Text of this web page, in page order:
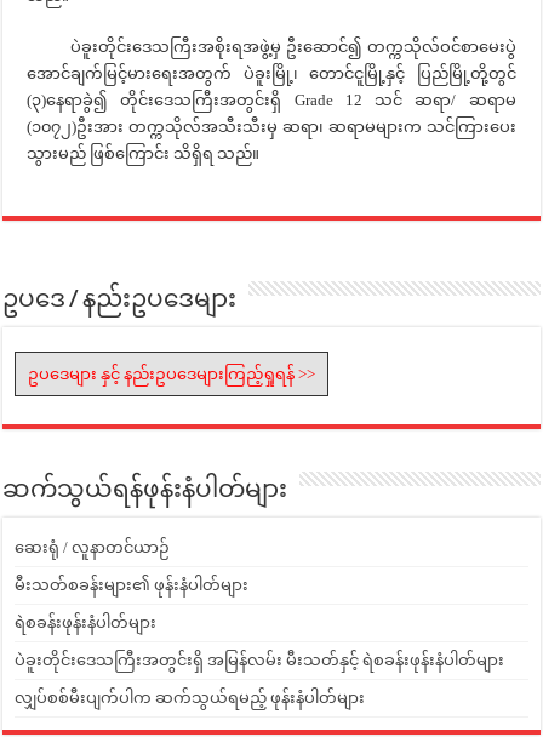
ပဲခူးတိုင်းဒေသကြီးအစိုးရအဖွဲ့မှ ဦးဆောင်၍ တက္ကသိုလ်ဝင်စာမေးပွဲ
အောင်ချက်မြင့်မားရေးအတွက် ပဲခူးမြို့၊ တောင်ငူမြို့နှင့် ပြည်မြို့တို့တွင်
(၃)နေရာခွဲ၍ တိုင်းဒေသကြီးအတွင်းရှိ Grade 12 သင် ဆရာ/ ဆရာမ
(၁၀၇၂)ဦးအား တက္ကသိုလ်အသီးသီးမှ ဆရာ၊ ဆရာမများက သင်ကြားပေး
သွားမည် ဖြစ်ကြောင်း သိရှိရ သည်။
ဥပဒေ / နည်းဥပဒေများ
ဥပဒေများ နှင့် နည်းဥပဒေများကြည့်ရှုရန် >>
ဆက်သွယ်ရန်ဖုန်းနံပါတ်များ
ဆေးရုံ / လူနာတင်ယာဉ်
မီးသတ်စခန်းများ၏ ဖုန်းနံပါတ်များ
ရဲစခန်းဖုန်းနံပါတ်များ
ပဲခူးတိုင်းဒေသကြီးအတွင်းရှိ အမြန်လမ်း မီးသတ်နှင့် ရဲစခန်းဖုန်းနံပါတ်များ
လျှပ်စစ်မီးပျက်ပါက ဆက်သွယ်ရမည့် ဖုန်းနံပါတ်များ